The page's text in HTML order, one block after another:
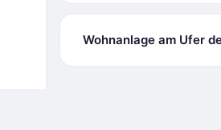
Wohnanlage am Ufer